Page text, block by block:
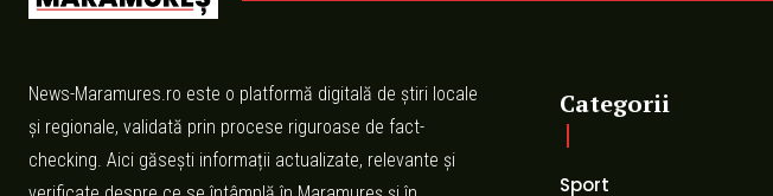
News-Maramures.ro este o platformă digitală de știri locale
și regionale, validată prin procese riguroase de fact-
checking. Aici găsești informații actualizate, relevante și
Categorii
Sport